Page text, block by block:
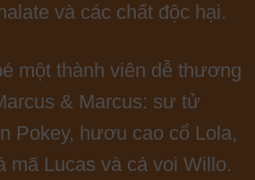
và các chất độc hại.
một thành viên dễ thương
& Marcus: sư tử
Pokey, hươu cao cổ Lola,
mã Lucas và cá voi Willo.